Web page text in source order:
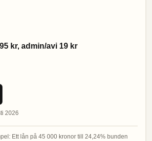
kr, admin/avi 19 kr
2026
Ett lån på 45 000 kronor till 24,24% bunden